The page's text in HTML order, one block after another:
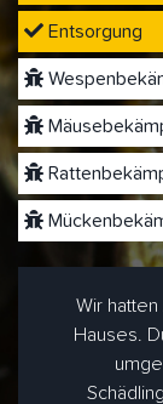
Entsorgung
Wir
Hauses.